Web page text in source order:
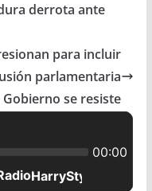
r
e
derrota ante
para incluir
parlamentaria
se resiste